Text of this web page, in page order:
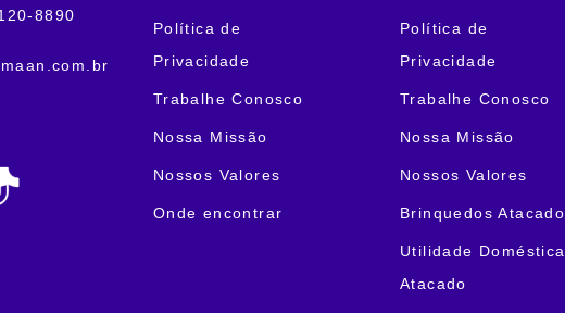
8890
Política de
Privacidade
Trabalhe Conosco
Nossa Missão
Nossos Valores
Onde encontrar
Política de
Privacidade
Trabalhe Conosco
Nossa Missão
Nossos Valores
Brinquedos Atacado
Utilidade Doméstica
Atacado